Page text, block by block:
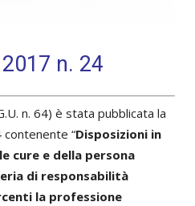
n. 24
n. 64) è stata pubblicata la
“Disposizioni in
cure e della persona
di responsabilità
la professione